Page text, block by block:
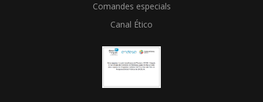
Comandes especials
Canal Ético